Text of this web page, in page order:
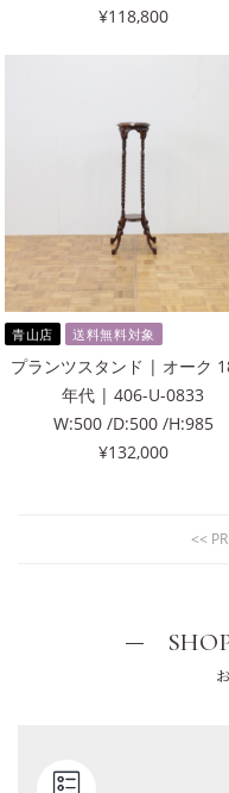
¥118,800
青山店 送料無料対象
プランツスタンド | オーク
年代 | 406-U-0833
W:500 /D:500 /H:985
¥132,000
<<